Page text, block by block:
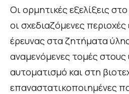
Οι ορμητικές εξελίξεις
οι σχεδιαζόμενες
έρευνας στα ζητήματα
αναμενόμενες τομές στους
αυτοματισμό και στη
επαναστατικοποιημένες